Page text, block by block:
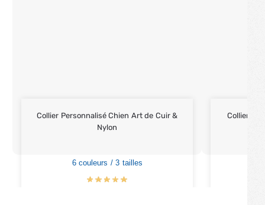
Collier Personnalisé Chien Art de Cuir &
Nylon
6 couleurs / 3 tailles
Collier